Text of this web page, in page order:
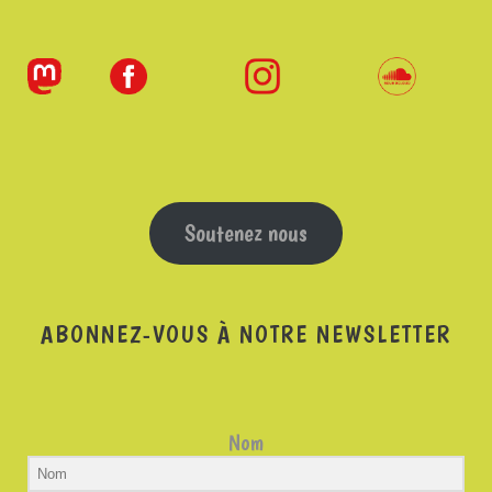
Soutenez nous
ABONNEZ-VOUS À NOTRE NEWSLETTER
Nom